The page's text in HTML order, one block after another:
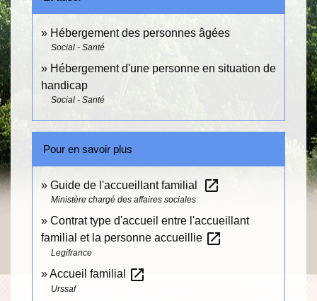
Hébergement des personnes âgées
Social - Santé
Hébergement d'une personne en situation de
handicap
Social - Santé
Pour en savoir plus
Guide de l'accueillant familial open_in_new
Ministère chargé des affaires sociales
Contrat type d'accueil entre l'accueillant
familial et la personne accueillie open_in_new
Legifrance
Accueil familial open_in_new
Urssaf